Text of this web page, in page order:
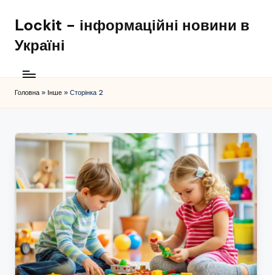
Перейти
вмісту
Lockit – інформаційні новини в
Україні
Головна » Інше » Сторінка 2